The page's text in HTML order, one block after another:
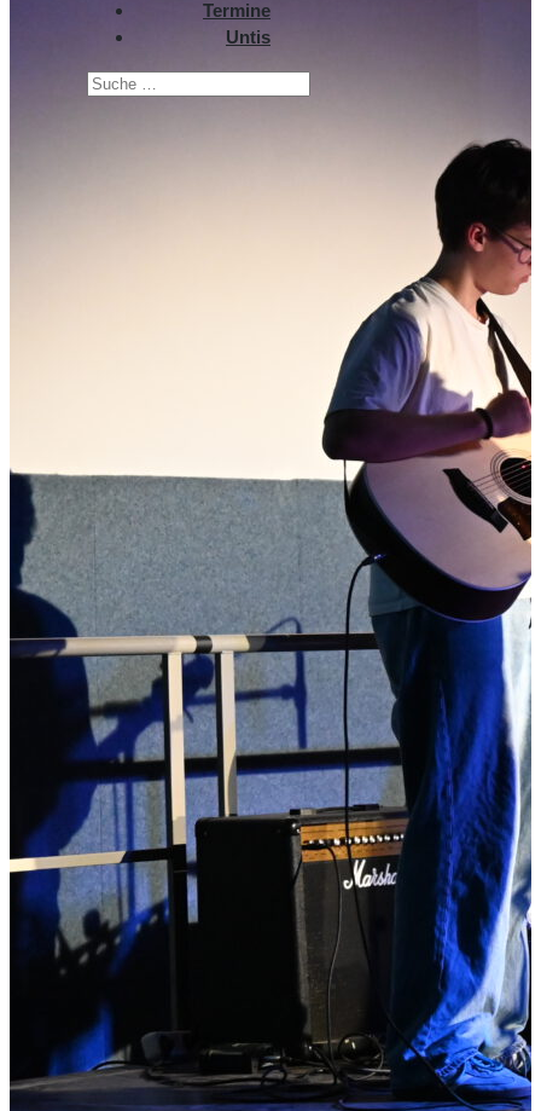
Termine
Untis